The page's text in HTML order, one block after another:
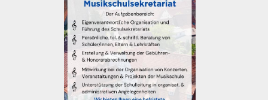
Kinder- und
Familienzentrum
Stadtwerke
Suenergie